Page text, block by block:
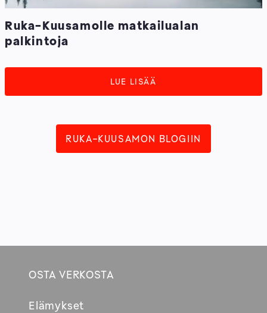
Ruka-Kuusamolle matkailualan
palkintoja
LUE LISÄÄ
RUKA-KUUSAMON BLOGIIN
OSTA VERKOSTA
Elämykset